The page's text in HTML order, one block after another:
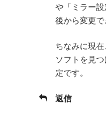
や「ミラー
後から変更で
ちなみに現
ソフトを見
定です。
返信